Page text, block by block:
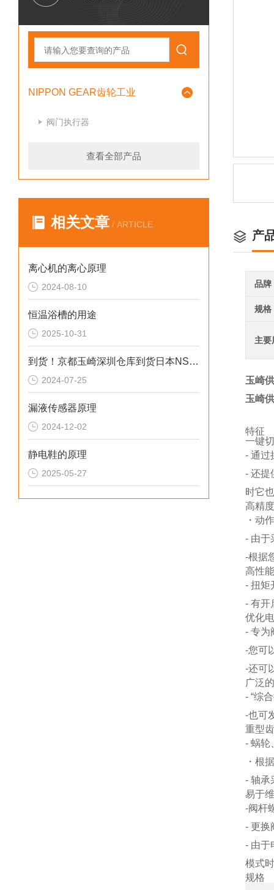
NIPPON GEAR齿轮工业
阀门执行器
查看全部产品
相关文章 / ARTICLE
离心机的离心原理
2024-08-10
恒温浴槽的用途
2025-10-31
到货！京都玉崎深圳仓库到货日本NS精密科学柱塞泵NP-FX-100
2024-07-25
漏液传感器原理
2024-12-02
静电鞋的原理
2025-05-27
产
品牌
规格
主要
玉崎
玉崎
特征
一键
- 通过
- 还提
时它
高精
・动
- 由于
-根据
高性
- 扭矩
- 有开
优化
- 专为
-您可
-还可
广泛
- “综
-也可
重型
- 蜗轮
・根
- 轴承
易于
-阀杆
- 更换
- 由于
模式
规格